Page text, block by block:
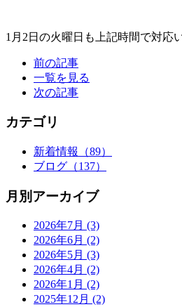
1月2日の火曜日も上記時間で対応
前の記事
一覧を見る
次の記事
カテゴリ
新着情報
（89）
ブログ （137）
月別アーカイブ
2026年7月 (3)
2026年6月 (2)
2026年5月 (3)
2026年4月 (2)
2026年1月 (2)
2025年12月 (2)